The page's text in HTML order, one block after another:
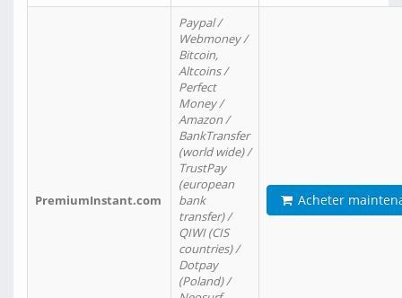
PremiumInstant.com
Paypal /
Webmoney /
Bitcoin,
Altcoins /
Perfect
Money /
Amazon /
BankTransfer
(world wide) /
TrustPay
(european
bank
transfer) /
QIWI (CIS
countries) /
Dotpay
(Poland) /
Acheter